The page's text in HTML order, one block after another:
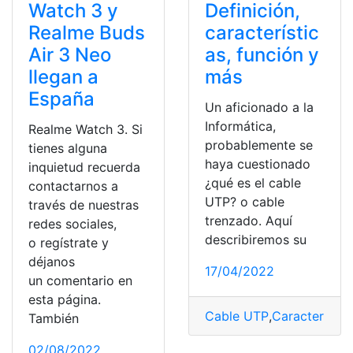
Watch 3 y
Realme Buds
Air 3 Neo
llegan a
España
Realme Watch 3. Si
tienes alguna
inquietud recuerda
contactarnos a
través de nuestras
redes sociales,
o regístrate y
déjanos
un comentario en
esta página.
También
02/08/2022
Definición,
característic
as, función y
más
Un aficionado a la
Informática,
probablemente se
haya cuestionado
¿qué es el cable
UTP? o cable
trenzado. Aquí
describiremos su
17/04/2022
Cable UTP,